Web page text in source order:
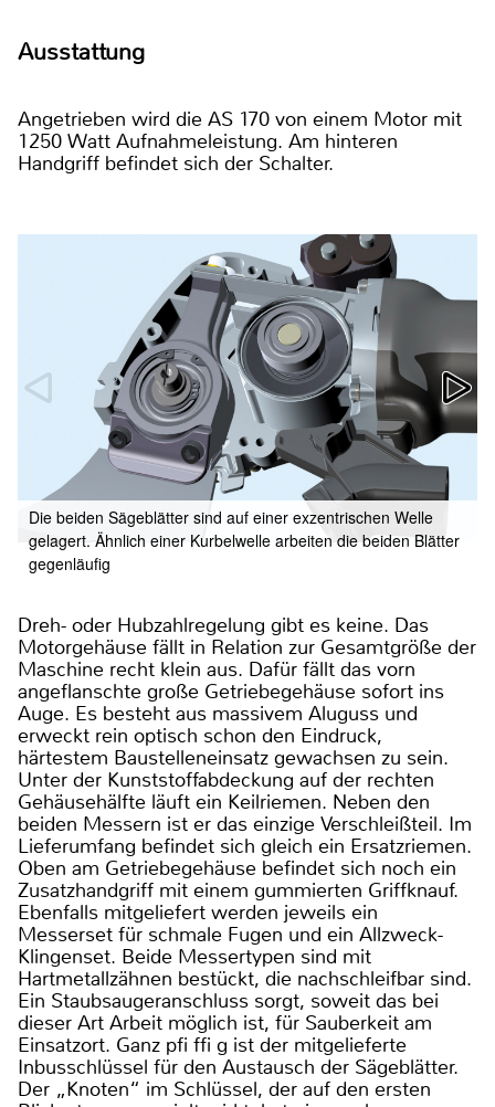
Ausstattung
Angetrieben wird die AS 170 von einem Motor mit
1250 Watt Aufnahmeleistung. Am hinteren
Handgriff befindet sich der Schalter.
Die beiden Sägeblätter sind auf einer exzentrischen Welle
gelagert. Ähnlich einer Kurbelwelle arbeiten die beiden Blätter
gegenläufig
Dreh- oder Hubzahlregelung gibt es keine. Das
Motorgehäuse fällt in Relation zur Gesamtgröße der
Maschine recht klein aus. Dafür fällt das vorn
angeflanschte große Getriebegehäuse sofort ins
Auge. Es besteht aus massivem Aluguss und
erweckt rein optisch schon den Eindruck,
härtestem Baustelleneinsatz gewachsen zu sein.
Unter der Kunststoffabdeckung auf der rechten
Gehäusehälfte läuft ein Keilriemen. Neben den
beiden Messern ist er das einzige Verschleißteil. Im
Lieferumfang befindet sich gleich ein Ersatzriemen.
Oben am Getriebegehäuse befindet sich noch ein
Zusatzhandgriff mit einem gummierten Griffknauf.
Ebenfalls mitgeliefert werden jeweils ein
Messerset für schmale Fugen und ein Allzweck-
Klingenset. Beide Messertypen sind mit
Hartmetallzähnen bestückt, die nachschleifbar sind.
Ein Staubsaugeranschluss sorgt, soweit das bei
dieser Art Arbeit möglich ist, für Sauberkeit am
Einsatzort. Ganz pfi ffi g ist der mitgelieferte
Inbusschlüssel für den Austausch der Sägeblätter.
Der „Knoten“ im Schlüssel, der auf den ersten